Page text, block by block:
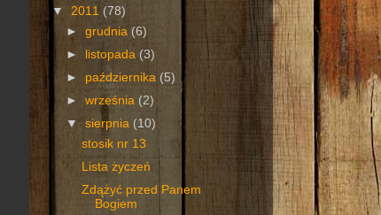
▼ 2011 (78)
►grudnia (6)
►
listopada (3)
► października (5)
►września (2)
▼sierpnia (10)
stosik nr 13
Lista życzeń
Zdążyć przed Panem
Bogiem